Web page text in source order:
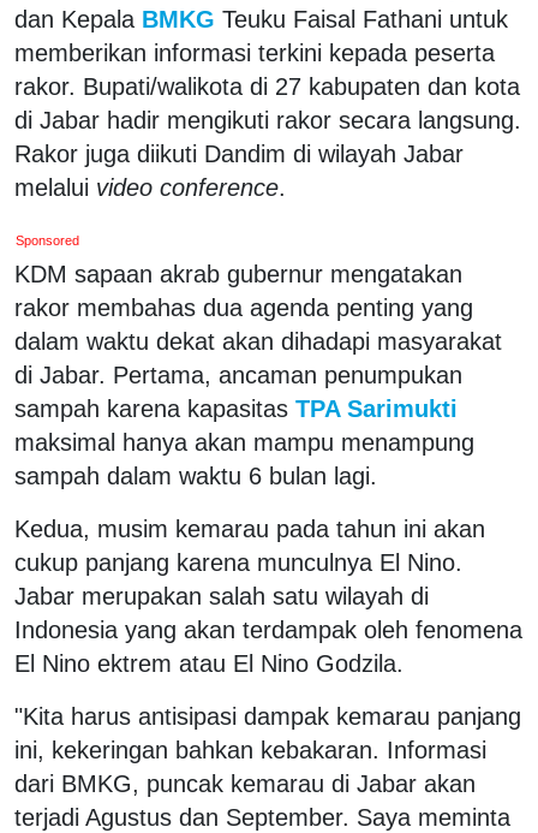
dan Kepala BMKG Teuku Faisal Fathani untuk
memberikan informasi terkini kepada peserta
rakor. Bupati/walikota di 27 kabupaten dan kota
di Jabar hadir mengikuti rakor secara langsung.
Rakor juga diikuti Dandim di wilayah Jabar
melalui video conference.
Sponsored
KDM sapaan akrab gubernur mengatakan
rakor membahas dua agenda penting yang
dalam waktu dekat akan dihadapi masyarakat
di Jabar. Pertama, ancaman penumpukan
sampah karena kapasitas TPA Sarimukti
maksimal hanya akan mampu menampung
sampah dalam waktu 6 bulan lagi.
Kedua, musim kemarau pada tahun ini akan
cukup panjang karena munculnya El Nino.
Jabar merupakan salah satu wilayah di
Indonesia yang akan terdampak oleh fenomena
El Nino ektrem atau El Nino Godzila.
"Kita harus antisipasi dampak kemarau panjang
ini, kekeringan bahkan kebakaran. Informasi
dari BMKG, puncak kemarau di Jabar akan
terjadi Agustus dan September. Saya meminta